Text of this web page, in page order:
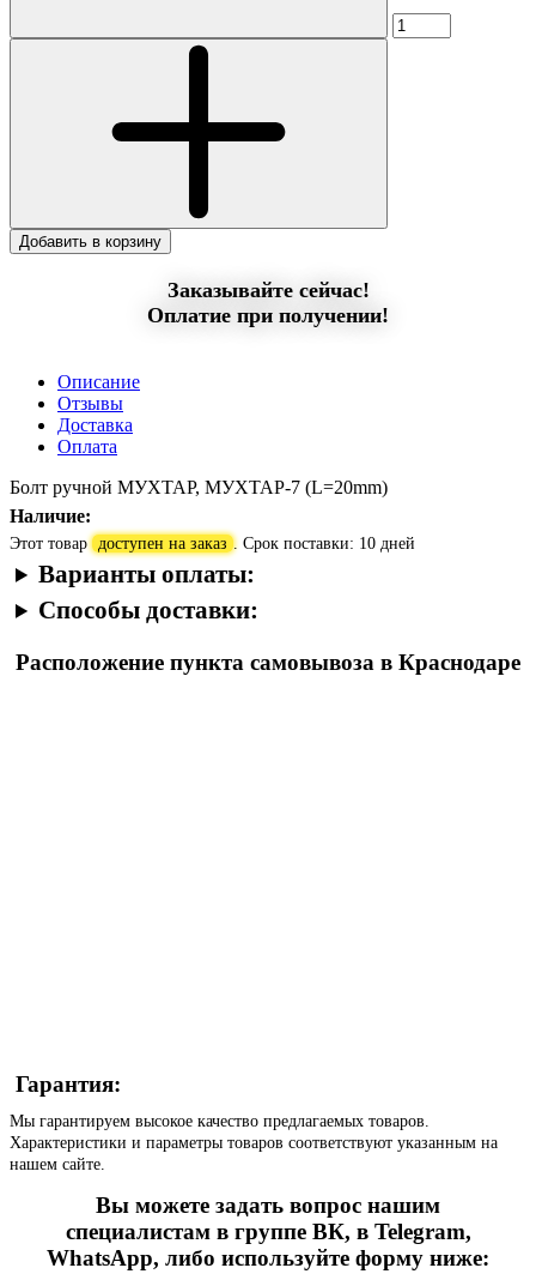
Добавить в корзину
Заказывайте сейчас!
Оплатие при получении!
Описание
Отзывы
Доставка
Оплата
Болт ручной МУХТАР, МУХТАР-7 (L=20mm)
Наличие:
Этот товар доступен на заказ . Срок поставки: 10 дней
Варианты оплаты:
Способы доставки:
Расположение пункта самовывоза в Краснодаре
Гарантия:
Мы гарантируем высокое качество предлагаемых товаров.
Характеристики и параметры товаров соответствуют указанным на
нашем сайте.
Вы можете задать вопрос нашим
специалистам в группе ВК, в Telegram,
WhatsApp, либо используйте форму ниже: